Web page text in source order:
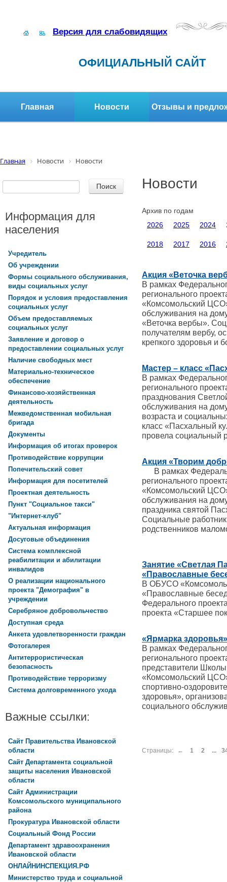
Версия для слабовидящих
ОФИЦИАЛЬНЫЙ САЙТ
Главная Новости Отзывы и
Главная Новости Новости
Новости
Архив по годам
2026
2025 2024
2018 2017 2016
Акция «Веточка
В рамках
регионального
«Комсомольский
обслуживания на
«Веточка вербы».
получателям вербу,
крепкого здоровья и
Мастер – класс
В рамках
регионального
празднования
обслуживания на
возраста и
класс «Пасхальный
провела социальный
Акция «Творим
В рамках
регионального
«Комсомольский
обслуживания на
праздника святой
Социальные
родственников
Занятие «Светлая
«Православные
В ОБУСО
«Православные
Федерального
проекта «Старшее
«Ярмарка
В рамках
регионального
представители
«Комсомольский
спортивно-
здоровья»,
социального
Страницы: ← 1 2 ...
Информация для
населения
Учредитель
Об учреждении
Формы социального обслуживания,
виды социальных услуг
Порядок и условия предоставления
социальных услуг
Объем предоставляемых
социальных услуг
Заявление и договор о
предоставлении социальных услуг
Наличие свободных мест
Материально-техническое
обеспечение
Финансово-хозяйственная
деятельность
Межведомственная мобильная
бригада
Документы
Информация об итогах проверок
Противодействие коррупции
Попечительский совет
Информация для посетителей
Проектная деятельность
Пункт "Социальное такси"
"Интернет-клуб"
Актуальная информация
Досуговые объединения
Система комплексной
реабилитации и абилитации
инвалидов
О реализации национального
проекта "Демография" в
учреждении
Серебряное добровольчество
Доступная среда
Анкета удовлетворенности граждан
Фотогалерея
Антитеррористическая
безопасность
Противодействие терроризму
Система долговременного ухода
Важные ссылки:
Сайт Правительства Ивановской
области
Сайт Департамента социальной
защиты населения Ивановской
области
Сайт Администрации
Комсомольского муниципального
района
Прокуратура Ивановской области
Социальный Фонд России
Департамент здравоохранения
Ивановской области
ОНЛАЙНИНСПЕКЦИЯ.РФ
Министерство труда и социальной